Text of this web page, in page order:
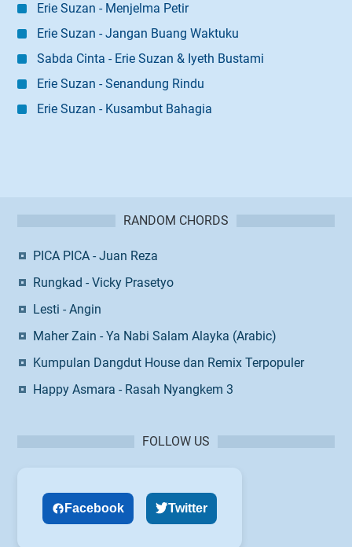
Erie Suzan - Menjelma Petir
Erie Suzan - Jangan Buang Waktuku
Sabda Cinta - Erie Suzan & Iyeth Bustami
Erie Suzan - Senandung Rindu
Erie Suzan - Kusambut Bahagia
RANDOM CHORDS
PICA PICA - Juan Reza
Rungkad - Vicky Prasetyo
Lesti - Angin
Maher Zain - Ya Nabi Salam Alayka (Arabic)
Kumpulan Dangdut House dan Remix Terpopuler
Happy Asmara - Rasah Nyangkem 3
FOLLOW US
Facebook Twitter